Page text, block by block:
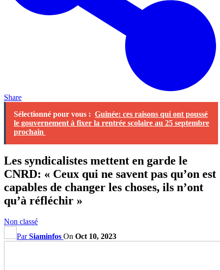
Share
Sélectionné pour vous : Guinée: ces raisons qui ont poussé
le gouvernement à fixer la rentrée scolaire au 25 septembre
prochain
Les syndicalistes mettent en garde le
CNRD: « Ceux qui ne savent pas qu’on est
capables de changer les choses, ils n’ont
qu’à réfléchir »
Non classé
ParSiaminfos On Oct 10, 2023